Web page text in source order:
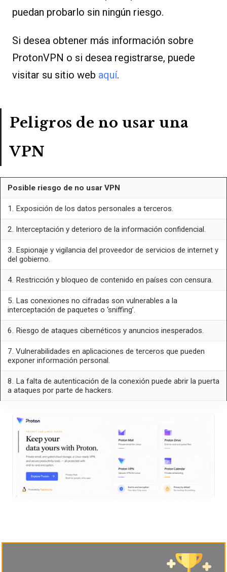
puedan probarlo sin ningún riesgo.
Si desea obtener más información sobre
ProtonVPN o si desea registrarse, puede
visitar su sitio web aquí.
Peligros de no usar una
VPN
Posible riesgo de no usar VPN
1. Exposición de los datos personales a terceros.
2. Interceptación y deterioro de la información confidencial.
3. Espionaje y vigilancia del proveedor de servicios de internet y
del gobierno.
4. Restricción y bloqueo de contenido en países con censura.
5. Las conexiones no cifradas son vulnerables a la
interceptación de paquetes o ‘sniffing’.
6. Riesgo de ataques cibernéticos y anuncios inesperados.
7. Vulnerabilidades en aplicaciones de terceros que pueden
exponer información personal.
8. La falta de autenticación de la conexión puede abrir la puerta
a ataques por parte de hackers.